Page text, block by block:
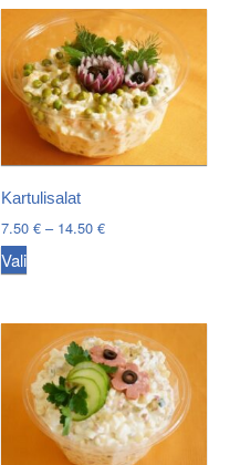
Kartulisalat
7.50 € – 14.50 €Price
14.50 €
ValiThis
multiple
variants.
The
options